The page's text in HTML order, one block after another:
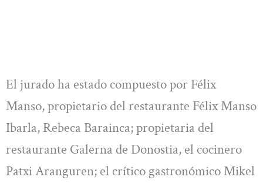
El jurado ha estado compuesto por Félix
Manso, propietario del restaurante Félix Manso
Ibarla, Rebeca Barainca; propietaria del
restaurante Galerna de Donostia, el cocinero
Patxi Aranguren; el crítico gastronómico Mikel